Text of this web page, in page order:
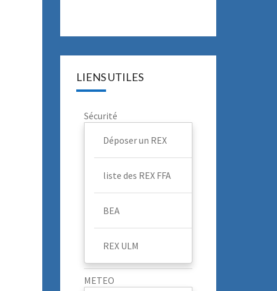
LIENS UTILES
Sécurité
Déposer un REX
liste des REX FFA
BEA
REX ULM
METEO